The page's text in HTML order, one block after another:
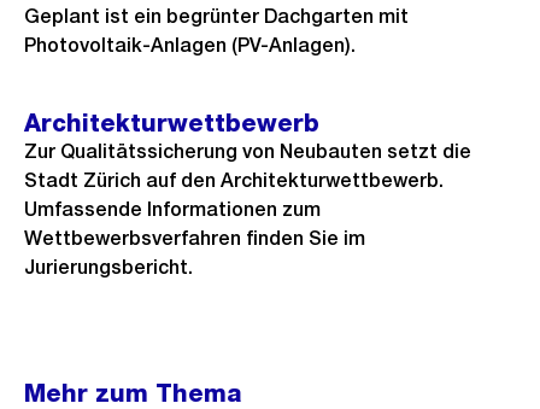
Geplant ist ein begrünter Dachgarten mit
Photovoltaik-Anlagen (PV-Anlagen).
Architekturwettbewerb
Zur Qualitätssicherung von Neubauten setzt die
Stadt Zürich auf den Architekturwettbewerb.
Umfassende Informationen zum
Wettbewerbsverfahren finden Sie im
Jurierungsbericht.
Mehr zum Thema